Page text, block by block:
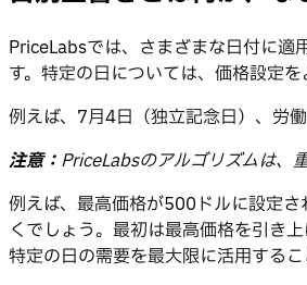
PriceLabsでは、さまざまな日付に適
す。特定の日については、価格設定
例えば、7月4日（独立記念日）、労
注意： PriceLabsのアルゴリズムは、
例えば、最高価格が500ドルに設定
くでしょう。最初は最高価格を引き
特定の日の需要を最大限に活用するこ